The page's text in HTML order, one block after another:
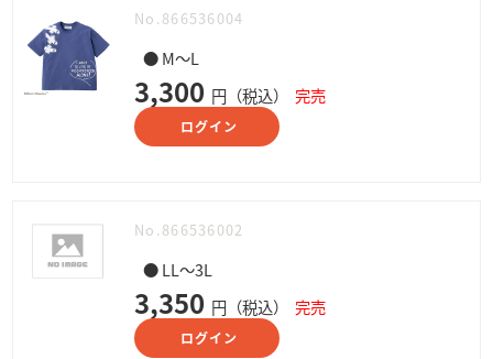
No.866536004
● M～L
3,300 円（税込） 完売
ログイン
No.866536002
● LL～3L
3,350 円（税込） 完売
ログイン